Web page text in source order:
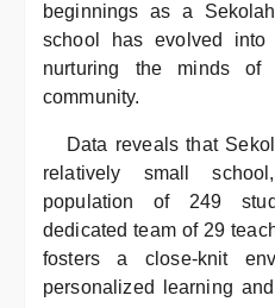
beginnings as a
school has evolved
nurturing the minds
community.
Data reveals that
relatively small
population of 249
dedicated team of 29
fosters a close-knit
personalized learning